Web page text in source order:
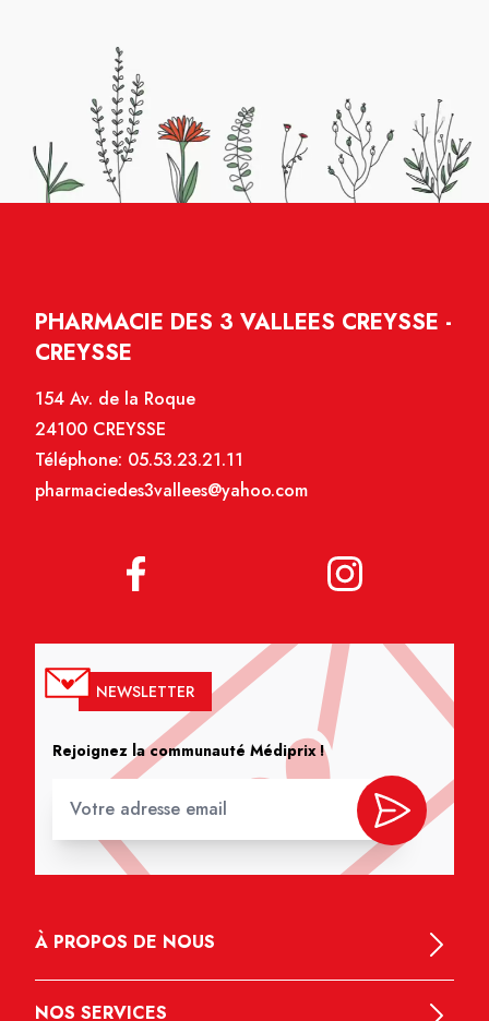
PHARMACIE DES 3 VALLEES CREYSSE -
CREYSSE
154 Av. de la Roque
24100 CREYSSE
Téléphone: 05.53.23.21.11
pharmaciedes3vallees@yahoo.com
NEWSLETTER
Rejoignez la communauté Médiprix !
À PROPOS DE NOUS
NOS SERVICES